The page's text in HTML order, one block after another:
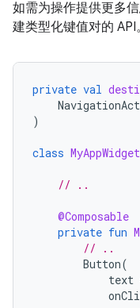
如需为操作提供更多
建类型化键值对的
private val
)
class MyAppWidget
// ..
@Composable
private fun
// ..
Button(
text